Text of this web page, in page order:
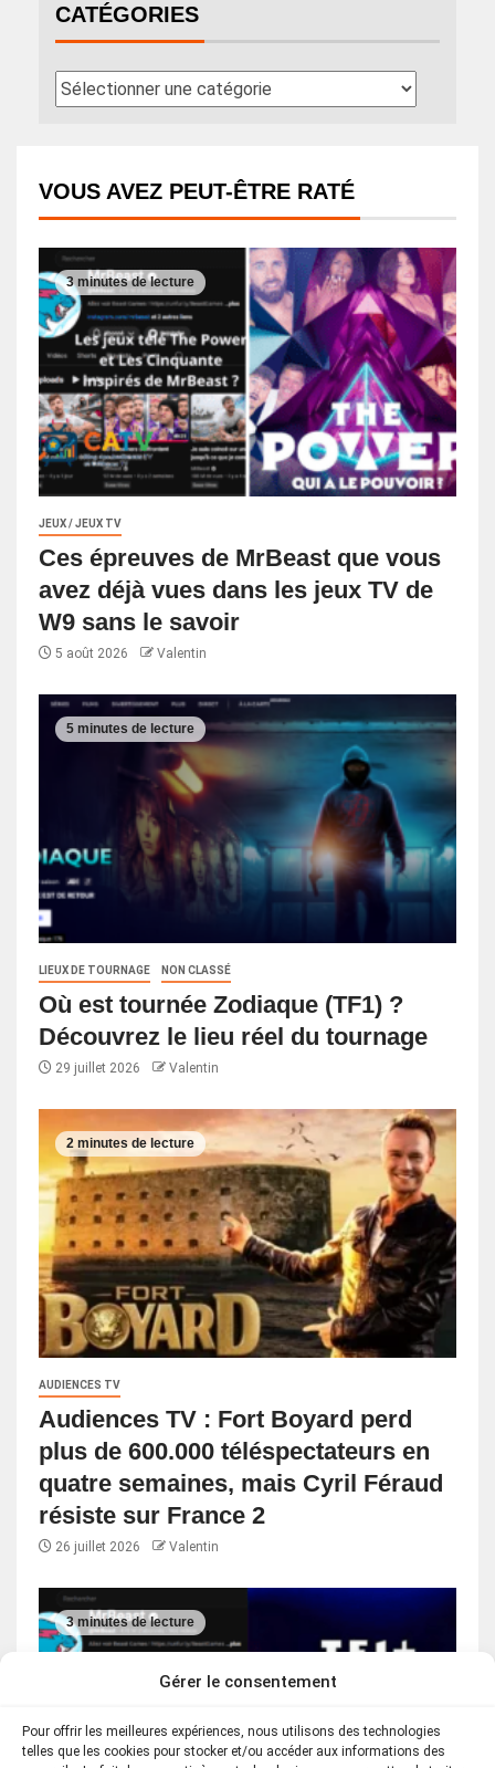
Gérer le consentement
Pour offrir les meilleures expériences, nous utilisons des technologies
telles que les cookies pour stocker et/ou accéder aux informations des
CATÉGORIES
VOUS AVEZ PEUT-ÊTRE RATÉ
3 minutes de lecture
JEUX / JEUX TV
Ces épreuves de MrBeast que vous
avez déjà vues dans les jeux TV de
W9 sans le savoir
5 août 2026 Valentin
5 minutes de lecture
LIEUX DE TOURNAGE NON CLASSÉ
Où est tournée Zodiaque (TF1) ?
Découvrez le lieu réel du tournage
29 juillet 2026 Valentin
2 minutes de lecture
AUDIENCES TV
Audiences TV : Fort Boyard perd
plus de 600.000 téléspectateurs en
quatre semaines, mais Cyril Féraud
résiste sur France 2
26 juillet 2026 Valentin
3 minutes de lecture